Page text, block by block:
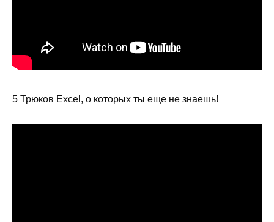
5 Трюков Excel, о которых ты еще не знаешь!